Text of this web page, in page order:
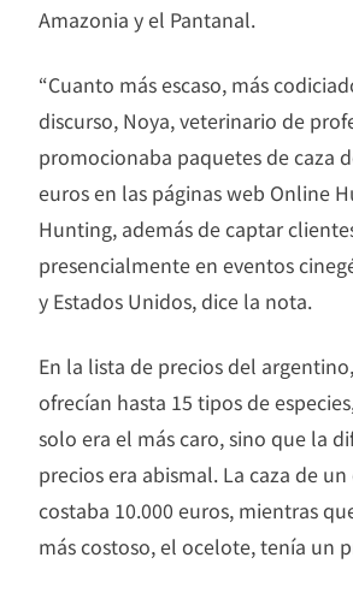
Amazonia y el Pantanal.
“Cuanto más escaso, más
discurso, Noya, veterinario de
promocionaba paquetes de caza
euros en las páginas web Online
Hunting, además de captar
presencialmente en eventos
y Estados Unidos, dice la nota.
En la lista de precios del
ofrecían hasta 15 tipos de
solo era el más caro, sino que la
precios era abismal. La caza de
costaba 10.000 euros, mientras
más costoso, el ocelote, tenía un